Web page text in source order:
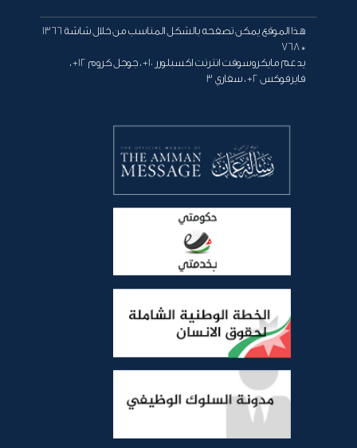
هذا الموقع يمكن تصفحه بالشكل المناسب من خلال شاشة 1366
* 768
يدعم مايكروسوفت انترنت اكسبلورر 10+ ، جوجل كروم 12+ ،
فايرفوكس 2+ ، سفاري 3